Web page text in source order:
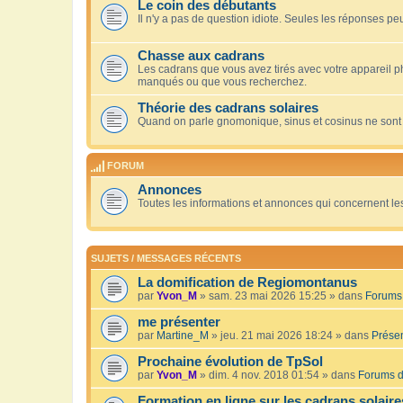
Le coin des débutants
Il n'y a pas de question idiote. Seules les réponses
Chasse aux cadrans
Les cadrans que vous avez tirés avec votre appareil
manqués ou que vous recherchez.
Théorie des cadrans solaires
Quand on parle gnomonique, sinus et cosinus ne
FORUM
Annonces
Toutes les informations et annonces qui concernent
SUJETS / MESSAGES RÉCENTS
La domification de Regiomontanus
par Yvon_M » sam. 23 mai 2026 15:25 » dans
me présenter
par Martine_M » jeu. 21 mai 2026 18:24 » dans
Prochaine évolution de TpSol
par Yvon_M » dim. 4 nov. 2018 01:54 » dans Forums